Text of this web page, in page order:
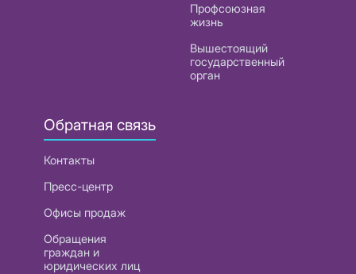
Профсоюзная
жизнь
Вышестоящий
государственный
орган
Обратная связь
Контакты
Пресс-центр
Офисы продаж
Обращения
граждан и
юридических лиц